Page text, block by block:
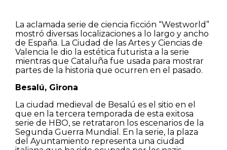
La aclamada serie de ciencia ficción “Westworld”
mostró diversas localizaciones a lo largo y ancho
de España. La Ciudad de las Artes y Ciencias de
Valencia le dio la estética futurista a la serie
mientras que Cataluña fue usada para mostrar
partes de la historia que ocurren en el pasado.
Besalú, Girona
La ciudad medieval de Besalú es el sitio en el
que en la tercera temporada de esta exitosa
serie de HBO, se retrataron los escenarios de la
Segunda Guerra Mundial. En la serie, la plaza
del Ayuntamiento representa una ciudad